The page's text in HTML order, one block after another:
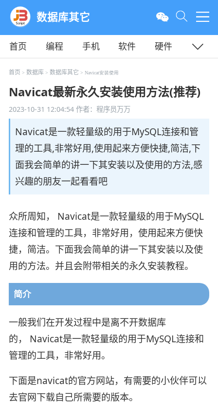
数据库其它
首页 编程 手机 软件
硬件
教程
平面 服务器
首页 > 数据库> 数据库其它 > Navicat安装使用
Navicat最新永久安装使用方法(推荐)
2023-10-31 12:04:54作者：程序员万万
Navicat是一款轻量级的用于MySQL连接和管
理的工具,非常好用,使用起来方便快捷,简洁,下
面我会简单的讲一下其安装以及使用的方法,感
兴趣的朋友一起看看吧
众所周知， Navicat是一款轻量级的用于MySQL
连接和管理的工具，非常好用，使用起来方便快
捷，简洁。下面我会简单的讲一下其安装以及使
用的方法。并且会附带相关的永久安装教程。
简介
一般我们在开发过程中是离不开数据库
的， Navicat是一款轻量级的用于MySQL连接和
管理的工具，非常好用。
下面是navicat的官方网站，有需要的小伙伴可以
去官网下载自己所需要的版本。